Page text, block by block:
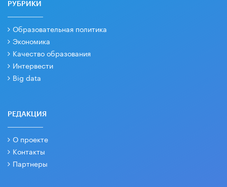
РУБРИКИ
Образовательная политика
Экономика
Качество образования
Интервести
Big data
РЕДАКЦИЯ
О проекте
Контакты
Партнеры